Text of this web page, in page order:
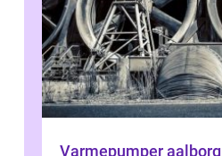
Varmepumper aalborg sådan får du